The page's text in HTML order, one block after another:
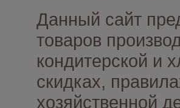
Данный сайт
товаров
кондитерской и
скидках,
хозяйственной